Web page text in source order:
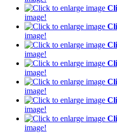
image!
image!
image!
image!
image!
image!
image!